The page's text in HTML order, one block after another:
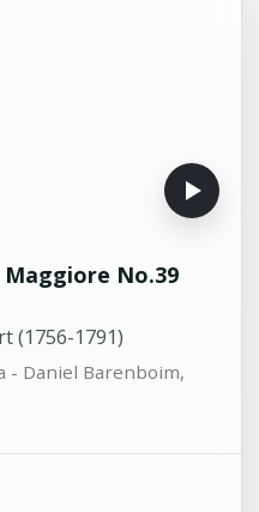
in do
1849)
No.39
(1756-1791)
- Daniel Barenboim,